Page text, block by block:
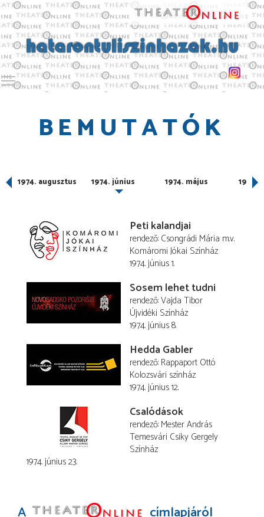
Toggle main menu visibility
BEMUTATÓK
1974. augusztus 1974. június 1974. május 1974.
Peti kalandjai
rendező Csongrádi Mária m.v.
Komáromi Jókai Színház
1974. június 1.
Sosem lehet tudni
rendező Vajda Tibor
Újvidéki Színház
1974. június 8.
Hedda Gabler
rendező Rappaport Ottó
Kolozsvári színház
1974. június 12.
Csalódások
rendező Mester András
Temesvári Csiky Gergely
Színház
1974. június 23.
A
címlapjáról